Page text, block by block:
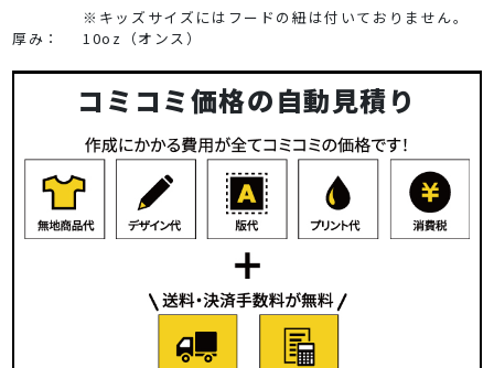
※キッズサイズにはフードの紐は付いておりません。
厚み：
10oz（オンス）
コミコミ価格の自動見積り